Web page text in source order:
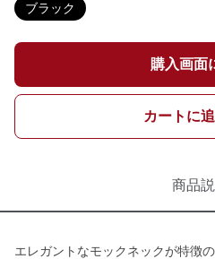
ブラック
購入画面
カートに
商品
エレガントなモックネックが特徴